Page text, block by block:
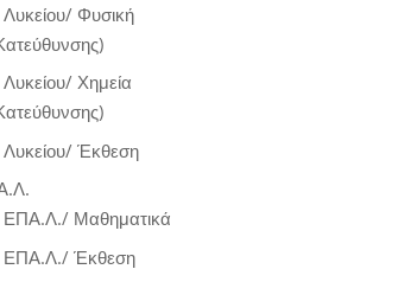
Λυκείου/ Φυσική
Λυκείου/ Χημεία
Λυκείου/ Έκθεση
ΕΠΑ.Λ./ Μαθηματικά
ΕΠΑ.Λ./ Έκθεση